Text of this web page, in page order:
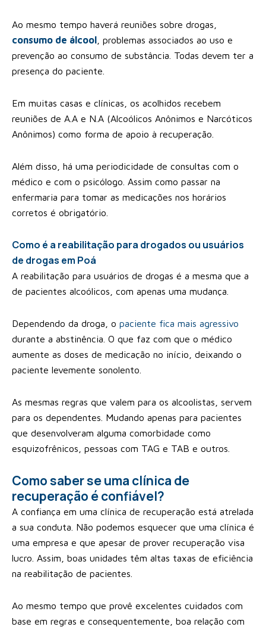
Ao mesmo tempo haverá reuniões sobre drogas,
consumo de álcool , problemas associados ao uso e
prevenção ao consumo de substância. Todas devem ter a
presença do paciente.
Em muitas casas e clínicas, os acolhidos recebem
reuniões de A.A e N.A (Alcoólicos Anônimos e Narcóticos
Anônimos) como forma de apoio à recuperação.
Além disso, há uma periodicidade de consultas com o
médico e com o psicólogo. Assim como passar na
enfermaria para tomar as medicações nos horários
corretos é obrigatório.
Como é a reabilitação para drogados ou usuários
de drogas em Poá
A reabilitação para usuários de drogas é a mesma que a
de pacientes alcoólicos, com apenas uma mudança.
Dependendo da droga, o paciente fica mais agressivo
durante a abstinência. O que faz com que o médico
aumente as doses de medicação no início, deixando o
paciente levemente sonolento.
As mesmas regras que valem para os alcoolistas, servem
para os dependentes. Mudando apenas para pacientes
que desenvolveram alguma comorbidade como
esquizofrênicos, pessoas com TAG e TAB e outros.
Como saber se uma clínica de
recuperação é confiável?
A confiança em uma clínica de recuperação está atrelada
a sua conduta. Não podemos esquecer que uma clínica é
uma empresa e que apesar de prover recuperação visa
lucro. Assim, boas unidades têm altas taxas de eficiência
na reabilitação de pacientes.
Ao mesmo tempo que provê excelentes cuidados com
base em regras e consequentemente, boa relação com